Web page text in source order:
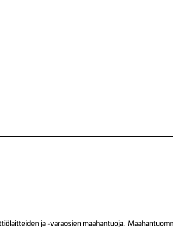
ja -varaosien maahantuoja.